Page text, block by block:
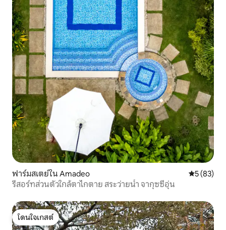
ฟาร์มสเตย์ใน Amadeo คะแนนเฉลี่
5 (83)
รีสอร์ทส่วนตัวใกล้ตาไกตาย สระว่ายน้ำ จากุซซี่อุ่น
โดนใจเกสต์
โดนใจเกสต์